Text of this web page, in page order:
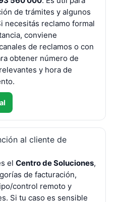
de trámites y algunos
necesitás reclamo formal
conviene
de reclamos o con
obtener número de
y hora de
al cliente de
el Centro de Soluciones,
de facturación,
control remoto y
Si tu caso es sensible